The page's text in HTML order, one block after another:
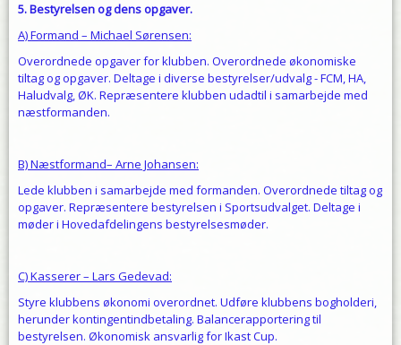
5. Bestyrelsen og dens opgaver.
A) Formand – Michael Sørensen:
Overordnede opgaver for klubben. Overordnede økonomiske
tiltag og opgaver. Deltage i diverse bestyrelser/udvalg - FCM, HA,
Haludvalg, ØK. Repræsentere klubben udadtil i samarbejde med
næstformanden.
B) Næstformand– Arne Johansen:
Lede klubben i samarbejde med formanden. Overordnede tiltag og
opgaver. Repræsentere bestyrelsen i Sportsudvalget. Deltage i
møder i Hovedafdelingens bestyrelsesmøder.
C) Kasserer – Lars Gedevad:
Styre klubbens økonomi overordnet. Udføre klubbens bogholderi,
herunder kontingentindbetaling. Balancerapportering til
bestyrelsen. Økonomisk ansvarlig for Ikast Cup.